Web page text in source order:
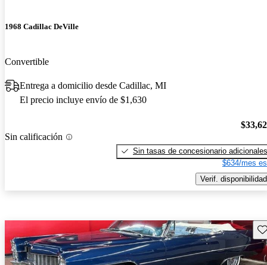
1968 Cadillac DeVille
Convertible
Entrega a domicilio desde Cadillac, MI
El precio incluye envío de $1,630
Sin calificación
Sin tasas de concesionario adicionales
$634/mes
Verif. disponibilidad